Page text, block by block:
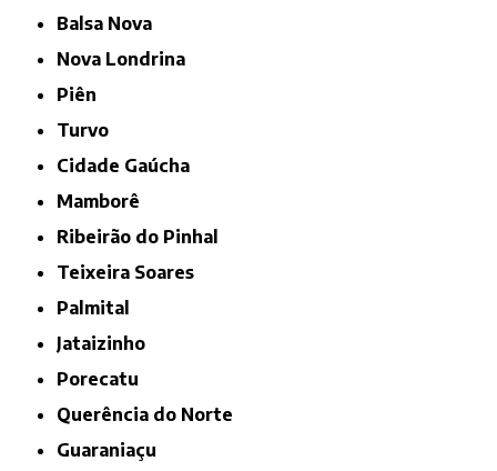
Balsa Nova
Nova Londrina
Piên
Turvo
Cidade Gaúcha
Mamborê
Ribeirão do Pinhal
Teixeira Soares
Palmital
Jataizinho
Porecatu
Querência do Norte
Guaraniaçu